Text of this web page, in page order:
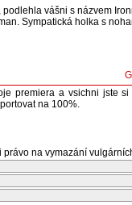
vášni s názvem
Sympatická holka s
premiera a vsichni jste
na 100%.
na vymazání